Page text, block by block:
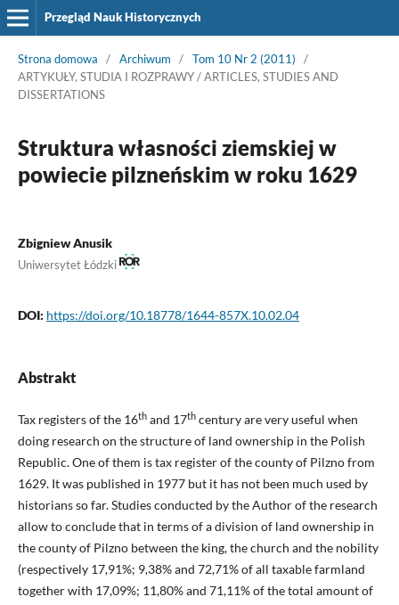
Przegląd Nauk Historycznych
Strona domowa / Archiwum / Tom 10 Nr 2 (2011)
/
ARTYKUŁY, STUDIA I ROZPRAWY / ARTICLES, STUDIES AND
DISSERTATIONS
Struktura własności ziemskiej w
powiecie pilzneńskim w roku 1629
Zbigniew Anusik
Uniwersytet Łódzki
DOI: https://doi.org/10.18778/1644-857X.10.02.04
Abstrakt
Tax registers of the 16thand 17thcentury are very useful when
doing research on the structure of land ownership in the Polish
Republic. One of them is tax register of the county of Pilzno from
1629. It was published in 1977 but it has not been much used by
historians so far. Studies conducted by the Author of the research
allow to conclude that in terms of a division of land ownership in
the county of Pilzno between the king, the church and the nobility
(respectively 17,91%; 9,38% and 72,71% of all taxable farmland
together with 17,09%; 11,80% and 71,11% of the total amount of